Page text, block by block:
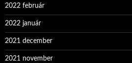
2022 február
2022 január
2021 december
2021 november